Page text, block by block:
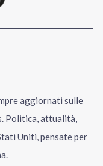
aggiornati sulle
Politica, attualità,
Uniti, pensate per